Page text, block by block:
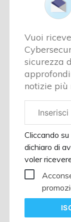
Vuoi
sicurezza
notizie più
aziendale
Cliccando
dichiaro di
voler